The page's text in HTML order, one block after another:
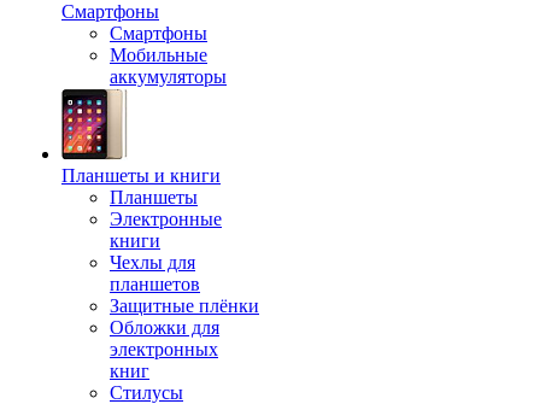
Смартфоны
Смартфоны
Мобильные
аккумуляторы
Планшеты и книги
Планшеты
Электронные
книги
Чехлы для
планшетов
Защитные плёнки
Обложки для
электронных
книг
Стилусы